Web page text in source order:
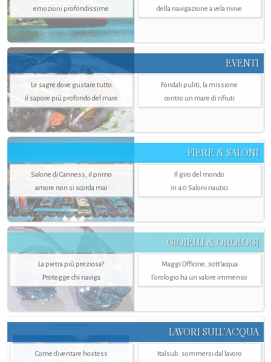
emozioni profondissime
della navigazione a vela rivive
EVENTI
Le sagre dove gustare tutto
il sapore più profondo del mare
Fondali puliti, la missione
contro un mare di rifiuti
FIERE & SALONI
Salone di Canness, il primo
amore non si scorda mai
Il giro del mondo
in 40 Saloni nautici
GIOIELLI & OROLOGI
La pietra più preziosa?
Protegge chi naviga
Maggi Officine, sott’acqua
l'orologio ha un valore immenso
LAVORI SULL’ACQUA
Come diventare hostess
Italsub: sommersi dal lavoro